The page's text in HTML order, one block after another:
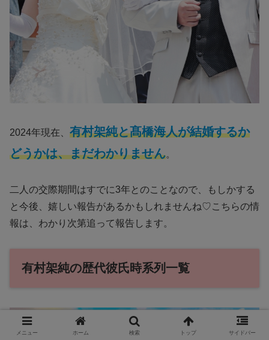
2024年現在、 有村架純と髙橋海人が結婚するか
どうかは、まだわかりません。
二人の交際期間はすでに3年とのことなので、もしかする
と今後、嬉しい報告があるかもしれませんね♡こちらの情
報は、わかり次第追って報告します。
有村架純の歴代彼氏時系列一覧
メニュー ホーム 検索 トップ サイドバー